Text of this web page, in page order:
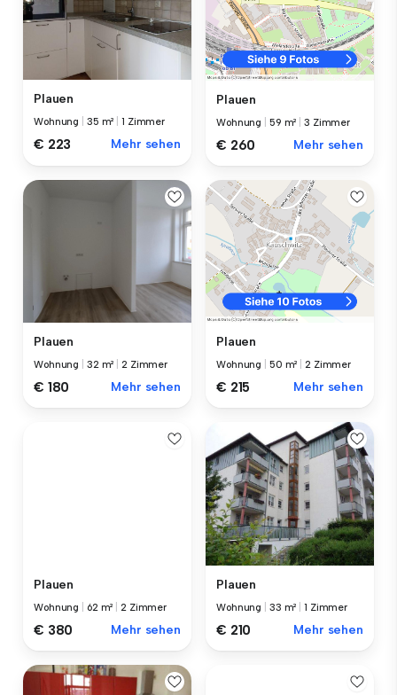
Plauen
Wohnung 35 m² |1 Zimmer
€ 223 Mehr sehen
Plauen
Wohnung 59 m² |3 Zimmer
€ 260 Mehr sehen
Plauen
Wohnung 32 m² |2 Zimmer
€ 180 Mehr sehen
Plauen
Wohnung 50 m² |2 Zimmer
€ 215 Mehr sehen
Plauen
Wohnung 62 m² |2 Zimmer
€ 380 Mehr sehen
Plauen
Wohnung 33 m² |1 Zimmer
€ 210 Mehr sehen